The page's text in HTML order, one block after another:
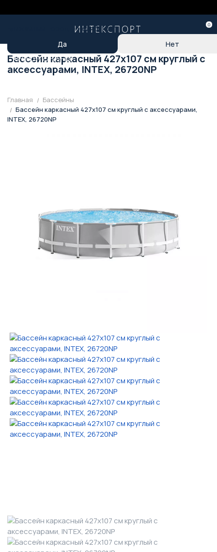
Ближайший город —Челябинск ?
8-800-777-02-12
0
Бассейн каркасный 427x107 см круглый с
аксессуарами, INTEX, 26720NP
Главная
Бассейны
Бассейн каркасный 427x107 см круглый с аксессуарами,
INTEX, 26720NP